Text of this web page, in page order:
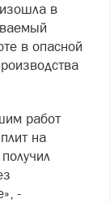
в
в опасной
работ
на
-